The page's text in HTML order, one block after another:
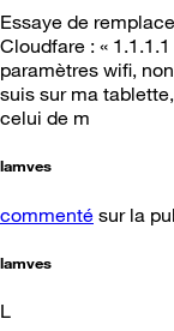
Essaye de
Cloudfare : «
paramètres wifi,
suis sur ma
celui de m
lamves
commenté sur la
lamves
L